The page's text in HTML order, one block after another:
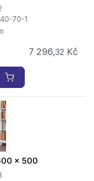
70-1
7 296,32 Kč
x 500